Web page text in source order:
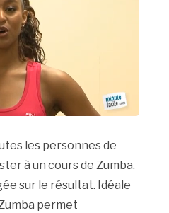
les personnes de
à un cours de Zumba.
sur le résultat. Idéale
permet